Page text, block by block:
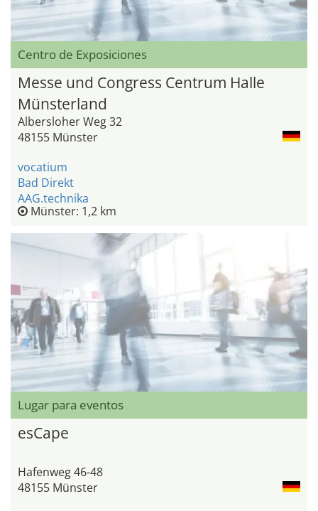
Centro de Exposiciones
Messe und Congress Centrum Halle
Münsterland
Albersloher Weg 32
48155 Münster
vocatium
Bad Direkt
AAG.technika
Münster: 1,2 km
Lugar para eventos
esCape
Hafenweg 46-48
48155 Münster